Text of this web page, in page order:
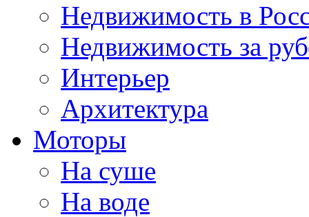
Недвижимость в
Недвижимость за
Интерьер
Архитектура
Моторы
На суше
На воде